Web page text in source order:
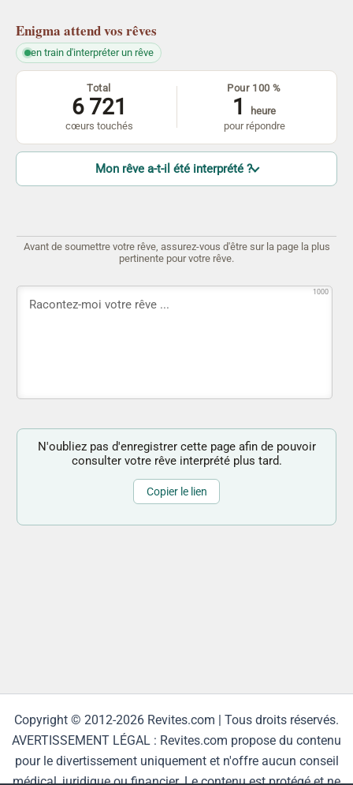
Enigma attend vos rêves
en train d'interpréter un rêve
Total
6 721
cœurs touchés
Pour 100 %
1
heure
pour répondre
Mon rêve a-t-il été interprété ?
Avant de soumettre votre rêve, assurez-vous d'être sur la page la plus
pertinente pour votre rêve.
1000
N'oubliez pas d'enregistrer cette page afin de pouvoir
consulter votre rêve interprété plus tard.
Copier le lien
Copyright © 2012-2026 Revites.com | Tous droits réservés.
AVERTISSEMENT LÉGAL : Revites.com propose du contenu
pour le divertissement uniquement et n'offre aucun conseil
médical, juridique ou financier. Le contenu est protégé et ne